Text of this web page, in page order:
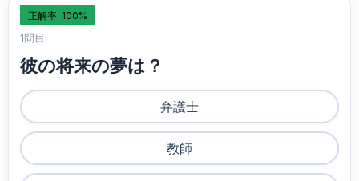
正解率: 100%
1問目:
彼の将来の夢は？
弁護士
教師